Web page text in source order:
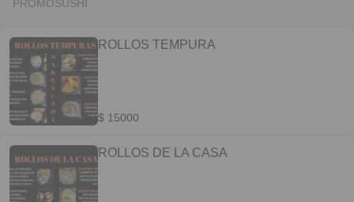
PROMOSUSHI
ROLLOS TEMPURA
$ 15000
ROLLOS DE LA CASA